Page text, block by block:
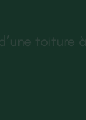
toiture à